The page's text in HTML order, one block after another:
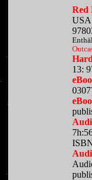
Red
USA
13: